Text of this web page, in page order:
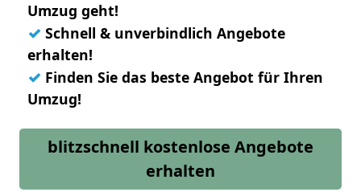
Umzug geht!
✓ Schnell & unverbindlich Angebote
erhalten!
✓ Finden Sie das beste Angebot für Ihren
Umzug!
blitzschnell kostenlose Angebote
erhalten